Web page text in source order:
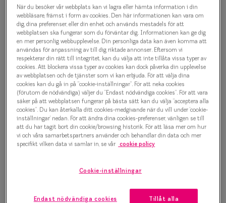
Taberg
Taberg by Smarteyes Blodrot
7063 8988 Glasögonbåge
2 000 kr
Välj färg:
Grå
120-126 mm
När du besöker vår webbplats kan vi lagra eller hämta information i din
webbläsare, främst i form av cookies. Den här informationen kan vara om
dig, dina preferenser, eller din enhet och används mestadels för att
webbplatsen ska fungerar som du förväntar dig. Informationen kan ge dig
en mer personlig webbupplevelse. Din personliga data kan även komma att
användas för anpassning av till dig riktade annonser. Eftersom vi
respekterar din rätt till integritet, kan du välja att inte tillåta vissa typer av
cookies. Att blockera vissa typer av cookies kan dock påverka din upplevelse
av webbplatsen och de tjänster som vi kan erbjuda. För att välja dina
cookies kan du gå in på ”cookie-inställningar”. För att neka cookies
(förutom de nödvändiga) väljer du ”Endast nödvändiga cookies”. För att vara
säker på att webbplatsen fungerar på bästa sätt kan du välja ”acceptera alla
cookies”. Du kan återkalla ditt cookies-medgivande när du vill under ’cookie-
inställningar’ nedan. För att ändra dina cookies-preferenser, vänligen se till
att du har tagit bort din cookie/browsing historik. För att läsa mer om hur
vi och våra samarbetspartners använder och behandlar din data och mer
specifikt vilken data vi samlar in, se vår cookie policy
Cookie-inställningar
Endast nödvändiga cookies Tillåt alla